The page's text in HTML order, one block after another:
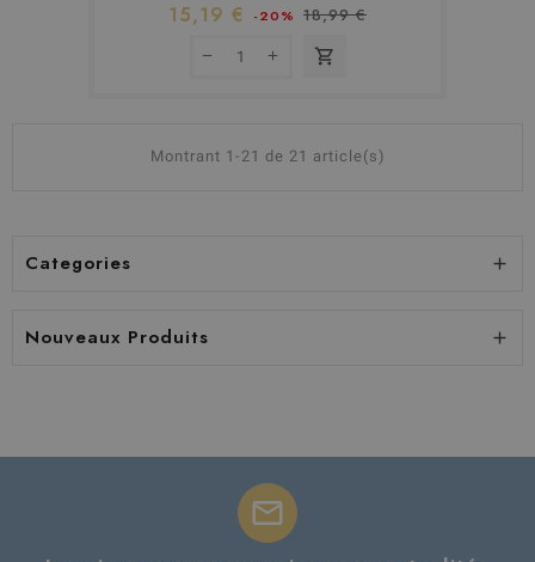
15,19 € -20% 18,99 €
shopping_cart
Montrant 1-21 de 21 article(s)
Categories 
Nouveaux Produits 
mail